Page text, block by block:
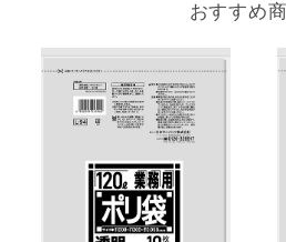
おすすめ